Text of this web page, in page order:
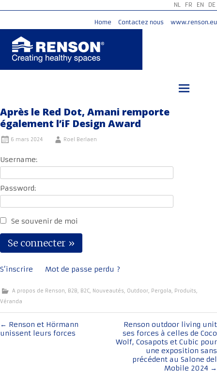
NL FR EN DE
Home Contactez nous www.renson.eu
Après le Red Dot, Amani remporte
également l’iF Design Award
6 mars 2024 Roel Berlaen
Username:
Password:
Se souvenir de moi
S’inscrire Mot de passe perdu ?
A propos de Renson, B2B, B2C, Nouveautés, Outdoor, Pergola, Produits,
Véranda
Navigation
de
← Renson et Hörmann
unissent leurs forces
Renson outdoor living unit
ses forces à celles de Coco
Wolf, Cosapots et Cubic pour
une exposition sans
précédent au Salone del
Mobile 2024 →